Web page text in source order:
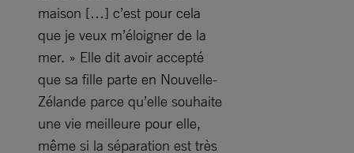
maison […] c’est pour cela
que je veux m’éloigner de la
mer. » Elle dit avoir accepté
que sa fille parte en Nouvelle-
Zélande parce qu’elle souhaite
une vie meilleure pour elle,
même si la séparation est très